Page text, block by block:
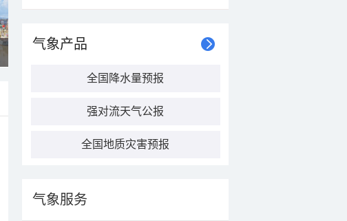
气象产品
全国降水量预报
强对流天气公报
全国地质灾害预报
气象服务